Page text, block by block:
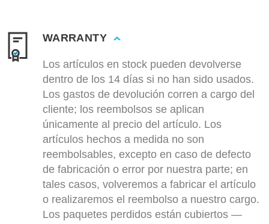
WARRANTY
Los artículos en stock pueden devolverse
dentro de los 14 días si no han sido usados.
Los gastos de devolución corren a cargo del
cliente; los reembolsos se aplican
únicamente al precio del artículo. Los
artículos hechos a medida no son
reembolsables, excepto en caso de defecto
de fabricación o error por nuestra parte; en
tales casos, volveremos a fabricar el artículo
o realizaremos el reembolso a nuestro cargo.
Los paquetes perdidos están cubiertos —